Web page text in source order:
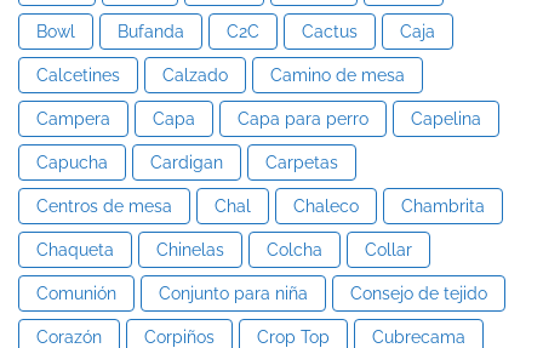
Bowl Bufanda C2C Cactus Caja
Calcetines Calzado Camino de mesa
Campera Capa Capa para perro Capelina
Capucha Cardigan Carpetas
Centros de mesa Chal Chaleco Chambrita
Chaqueta Chinelas Colcha Collar
Comunión Conjunto para niña Consejo de tejido
Corazón Corpiños Crop Top Cubrecama